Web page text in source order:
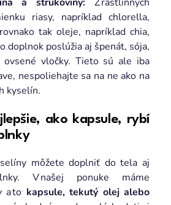
riasy, napríklad chlorella,
tak oleje, napríklad chia,
doplnok poslúžia aj špenát, sója,
ovsené vločky. Tieto sú ale iba
nespoliehajte sa na ne ako na
kyselín.
ako kapsule, rybí
môžete doplniť do tela aj
V našej ponuke máme
a to kapsule, tekutý olej alebo